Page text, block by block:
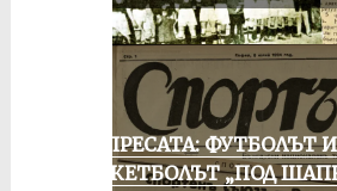
ОТ ПРЕСАТА: ФУТБОЛЪТ И
БАСКЕТБОЛЪТ „ПОД